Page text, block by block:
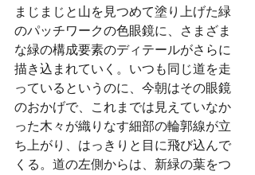
まじまじと山を見つめて塗り上げた緑
のパッチワークの色眼鏡に、さまざま
な緑の構成要素のディテールがさらに
描き込まれていく。いつも同じ道を走
っているというのに、今朝はその眼鏡
のおかげで、これまでは見えていなか
った木々が織りなす細部の輪郭線が立
ち上がり、はっきりと目に飛び込んで
くる。道の左側からは、新緑の葉をつ